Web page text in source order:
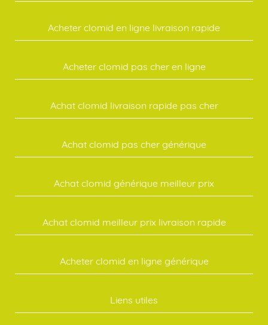
Acheter clomid en ligne livraison rapide
Acheter clomid pas cher en ligne
Achat clomid livraison rapide pas cher
Achat clomid pas cher générique
Achat clomid générique meilleur prix
Achat clomid meilleur prix livraison rapide
Acheter clomid en ligne générique
Liens utiles